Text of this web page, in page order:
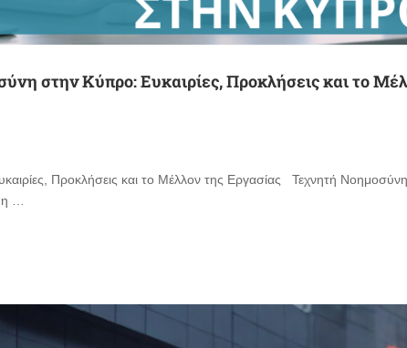
στην Κύπρο: Ευκαιρίες, Προκλήσεις και το
Προκλήσεις και το Μέλλον της Εργασίας Τεχνητή
…